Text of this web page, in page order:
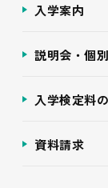
入学案内
説明会・個
入学検定料
資料請求